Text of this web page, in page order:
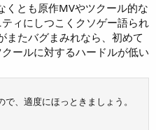
くとも原作MVやツクール的な
ィにしつこくクソゲー語られ
またバグまみれなら、初めて
ールに対するハードルが低い
、適度にほっときましょう。